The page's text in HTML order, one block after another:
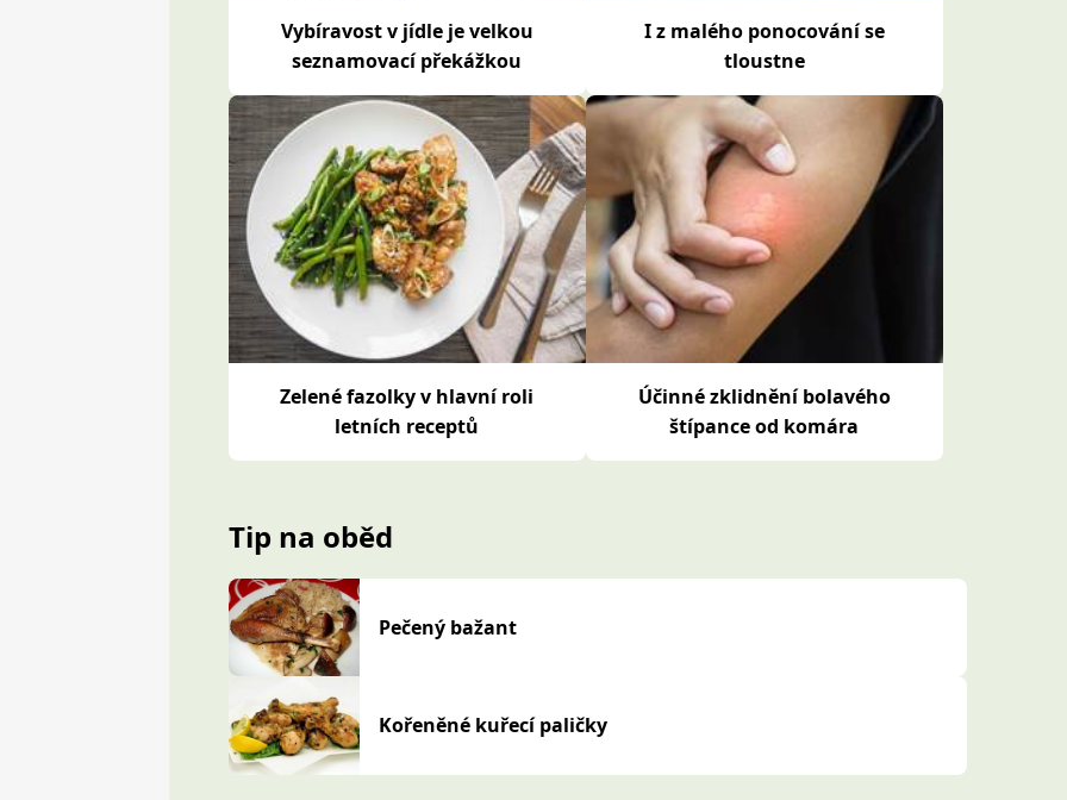
Vybíravost v jídle je velkou
seznamovací překážkou
I z malého ponocování se
tloustne
Zelené fazolky v hlavní roli
letních receptů
Účinné zklidnění bolavého
štípance od komára
Tip na oběd
Pečený bažant
Kořeněné kuřecí paličky